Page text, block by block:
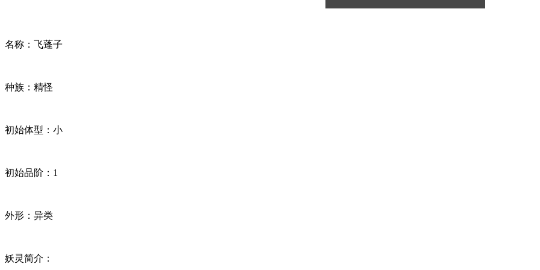
名称：飞蓬子
种族：精怪
初始体型：小
初始品阶：1
外形：异类
妖灵简介：